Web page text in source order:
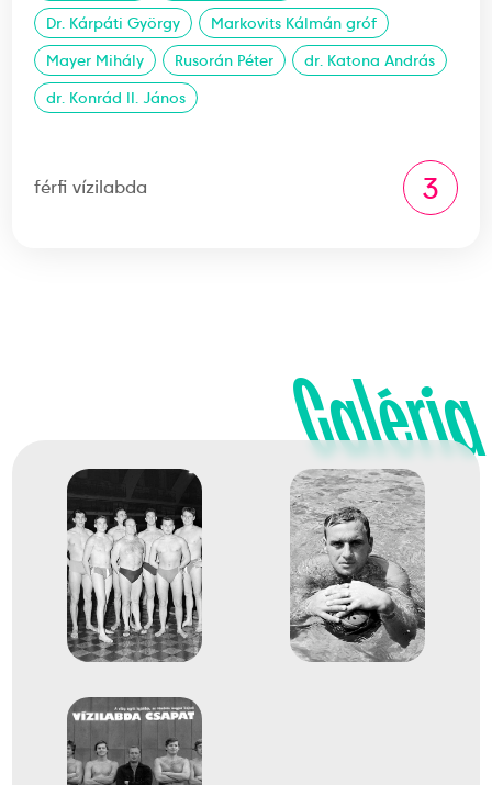
Dr. Kárpáti György
Markovits Kálmán gróf
Mayer Mihály
Rusorán Péter
dr. Katona András
dr. Konrád II. János
férfi vízilabda 3
Galéria